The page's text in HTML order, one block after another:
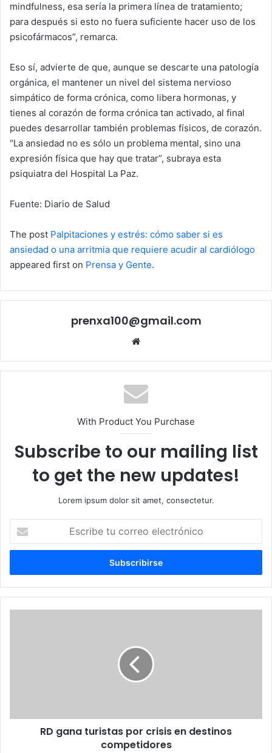
mindfulness, esa sería la primera línea de tratamiento;
para después si esto no fuera suficiente hacer uso de los
psicofármacos”, remarca.
Eso sí, advierte de que, aunque se descarte una patología
orgánica, el mantener un nivel del sistema nervioso
simpático de forma crónica, como libera hormonas, y
tienes al corazón de forma crónica tan activado, al final
puedes desarrollar también problemas físicos, de corazón.
“La ansiedad no es sólo un problema mental, sino una
expresión física que hay que tratar”, subraya esta
psiquiatra del Hospital La Paz.
Fuente: Diario de Salud
The post Palpitaciones y estrés: cómo saber si es
ansiedad o una arritmia que requiere acudir al cardiólogo
appeared first on Prensa y Gente.
prenxa100@gmail.com
With Product You Purchase
Subscribe to our mailing list
to get the new updates!
Lorem ipsum dolor sit amet, consectetur.
correo
RD gana turistas por crisis en destinos
competidores